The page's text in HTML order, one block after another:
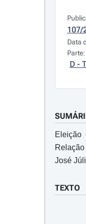
107/
Data
Parte:
D -
Eleição
José
TEXTO